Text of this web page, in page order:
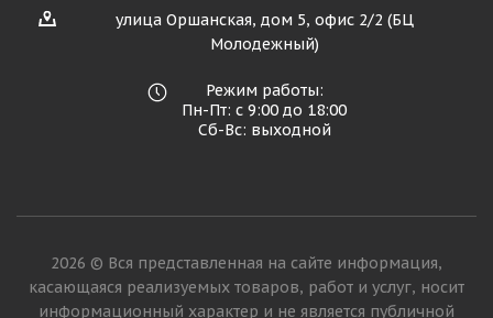
улица Оршанская, дом 5, офис 2/2 (БЦ
Молодежный)
Режим работы:
Пн-Пт: с 9:00 до 18:00
Сб-Вс: выходной
2026 © Вся представленная на сайте информация,
касающаяся реализуемых товаров, работ и услуг, носит
информационный характер и не является публичной